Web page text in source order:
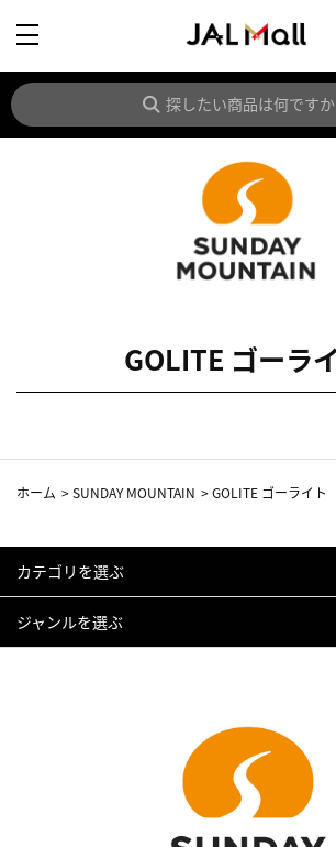
GOLITE ゴーラ
ホーム >SUNDAY MOUNTAIN >GOLITE ゴーライト
カテゴリを選ぶ
ジャンルを選ぶ